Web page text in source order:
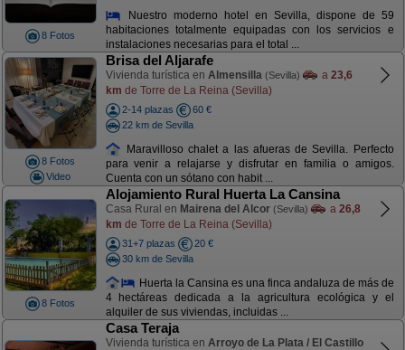
8 Fotos
Nuestro moderno hotel en Sevilla, dispone de 59
habitaciones totalmente equipadas con los servicios e
instalaciones necesarias para el total ...
8 Fotos
Video
Brisa del Aljarafe
Vivienda turística en Almensilla (Sevilla) a 23,6
km de Torre de La Reina (Sevilla)
2-14 plazas
60 €
22 km de Sevilla
Maravilloso chalet a las afueras de Sevilla. Perfecto
para venir a relajarse y disfrutar en familia o amigos.
Cuenta con un sótano con habit ...
8 Fotos
Alojamiento Rural Huerta La Cansina
Casa Rural en Mairena del Alcor (Sevilla) a 26,8
km de Torre de La Reina (Sevilla)
31+7 plazas
20 €
30 km de Sevilla
Huerta la Cansina es una finca andaluza de más de
4 hectáreas dedicada a la agricultura ecológica y el
alquiler de sus viviendas, incluidas ...
Casa Teraja
Vivienda turística en Arroyo de La Plata / El Castillo